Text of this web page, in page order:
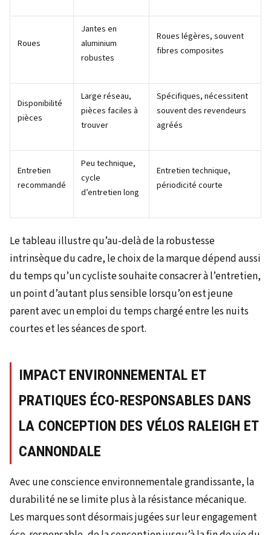
Roues
Jantes en
aluminium
robustes
Roues légères, souvent
fibres composites
Disponibilité
pièces
Large réseau,
pièces faciles à
trouver
Spécifiques, nécessitent
souvent des revendeurs
agréés
Entretien
recommandé
Peu technique,
cycle
d’entretien long
Entretien technique,
périodicité courte
Le tableau illustre qu’au-delà de la robustesse
intrinsèque du cadre, le choix de la marque dépend aussi
du temps qu’un cycliste souhaite consacrer à l’entretien,
un point d’autant plus sensible lorsqu’on est jeune
parent avec un emploi du temps chargé entre les nuits
courtes et les séances de sport.
IMPACT ENVIRONNEMENTAL ET
PRATIQUES ÉCO-RESPONSABLES DANS
LA CONCEPTION DES VÉLOS RALEIGH ET
CANNONDALE
Avec une conscience environnementale grandissante, la
durabilité ne se limite plus à la résistance mécanique.
Les marques sont désormais jugées sur leur engagement